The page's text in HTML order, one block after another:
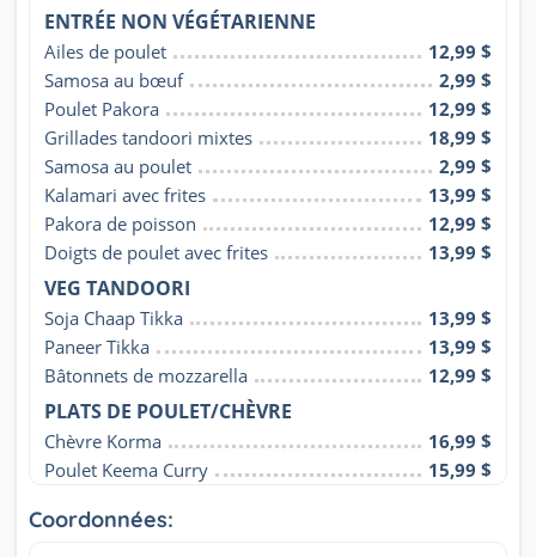
ENTRÉE NON VÉGÉTARIENNE
Ailes de poulet
12,99 $
Samosa au bœuf
2,99 $
Poulet Pakora
12,99 $
Grillades tandoori mixtes
18,99 $
Samosa au poulet
2,99 $
Kalamari avec frites
13,99 $
Pakora de poisson
12,99 $
Doigts de poulet avec frites
13,99 $
VEG TANDOORI
Soja Chaap Tikka
13,99 $
Paneer Tikka
13,99 $
Bâtonnets de mozzarella
12,99 $
PLATS DE POULET/CHÈVRE
Chèvre Korma
16,99 $
Poulet Keema Curry
15,99 $
Coordonnées: